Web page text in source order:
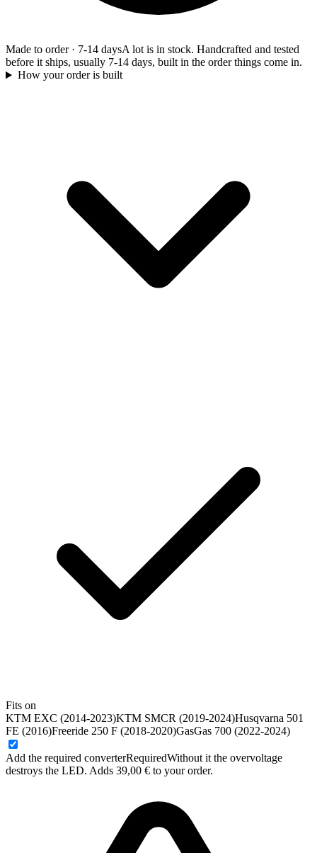
Made to order· 7-14 daysA lot is in stock. Handcrafted and tested
before it ships, usually 7-14 days, built in the order things come in.
How your order is built
Fits on
KTM EXC (2014-2023)KTM SMCR (2019-2024)Husqvarna 501
FE (2016)Freeride 250 F (2018-2020)GasGas 700 (2022-2024)
Add the required converterRequiredWithout it the overvoltage
destroys the LED. Adds 39,00 € to your order.